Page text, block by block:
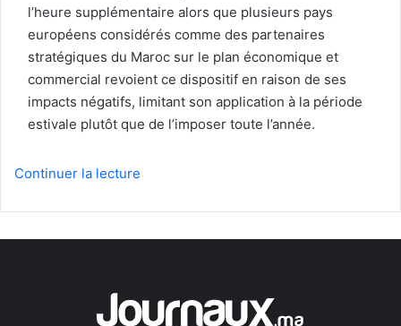
l’heure supplémentaire alors que plusieurs pays
européens considérés comme des partenaires
stratégiques du Maroc sur le plan économique et
commercial revoient ce dispositif en raison de ses
impacts négatifs, limitant son application à la période
estivale plutôt que de l’imposer toute l’année.
Continuer la lecture